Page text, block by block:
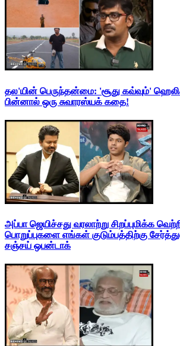
தல'யின் பெருந்தன்மை: 'சூது கவ்வும்'
பின்னால் ஒரு சுவாரஸ்யக் கதை!
அப்பா ஜெயிச்சது வரலாற்று சிறப்புமிக்க
பொறுப்புகளை எங்கள் குடும்பத்திற்கு
சஞ்சய் ஒபன்டாக்